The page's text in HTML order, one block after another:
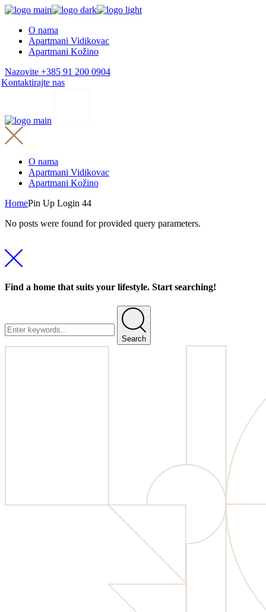
Skip
content
O nama
Apartmani Vidikovac
Apartmani Kožino
Nazovite +385 91 200 0904
Kontaktirajte nas
O nama
Apartmani Vidikovac
Apartmani Kožino
HomePin Up Login 44
No posts were found for provided query parameters.
Find a home that suits your lifestyle. Start searching!
Search